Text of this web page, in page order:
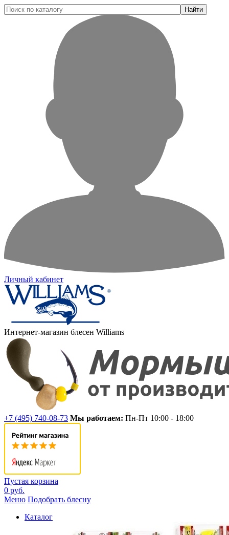
Найти
Личный кабинет
Интернет-магазин блесен Williams
+7 (495) 740-08-73 Мы работаем: Пн-Пт 10:00 - 18:00
Пустая корзина
0 руб.
Меню Подобрать блесну
Каталог